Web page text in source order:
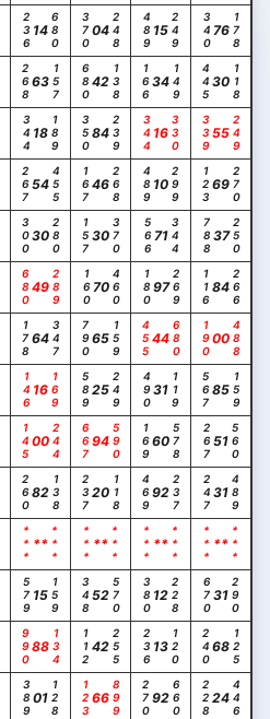
236 14 680 370 04 248 489 15 249 340 76178
26863 157 680 42 138 16634 149 445 30 118
344 18 189 350 84 239 344 16 330 339 55 249
26754 455 16746 268 489 10 299 123 69 270
30030 280 157 30 370 566 71344 788 37250
680 49 289 160 70460 180 97269 116 84 266
178 64 347 79065 159 455 44 680 19000 488
146 16 169 589 25 249 49031 119 56785 159
145 00 244 66794 590 16960 578 26751 560
26082 138 237 20 118 46992 237 247 31 489
*** ** *** *** ** *** *** ** *** *** ** ***
579 15 159 348 52 570 380 12 228 670 31 290
99088 134 112 42 255 236 13 120 240 68 125
389 01 128 123 66 899 270 92 660 228 24 446